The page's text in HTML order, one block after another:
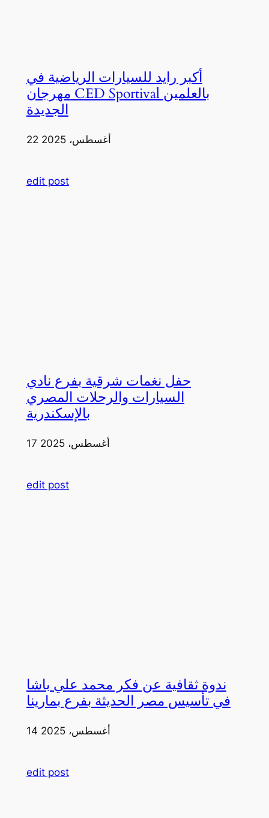
أكبر رايد للسيارات الرياضية في
مهرجان CED Sportival بالعلمين
الجديدة
22 أغسطس، 2025
edit post
حفل نغمات شرقية بفرع نادي
السيارات والرحلات المصري
بالإسكندرية
17 أغسطس، 2025
edit post
ندوة ثقافية عن فكر محمد علي باشا
في تأسيس مصر الحديثة بفرع بمارينا
14 أغسطس، 2025
edit post